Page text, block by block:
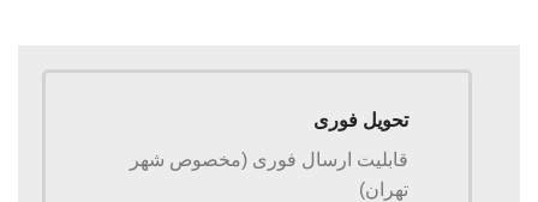
تحویل فوری
قابلیت ارسال فوری (مخصوص شهر
تهران)